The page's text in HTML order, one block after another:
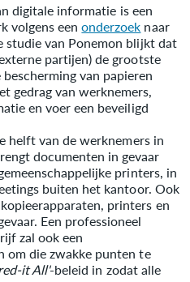
digitale informatie is een
volgens eenonderzoek naar
van Ponemon blijkt dat
partijen) de grootste
van papieren
gedrag van werknemers,
en voer een beveiligd
helft van de werknemers in
documenten in gevaar
printers, in
buiten het kantoor. Ook
printers en
Een professioneel
zal ook een
om die zwakke punten te
it All'-beleid in zodat alle